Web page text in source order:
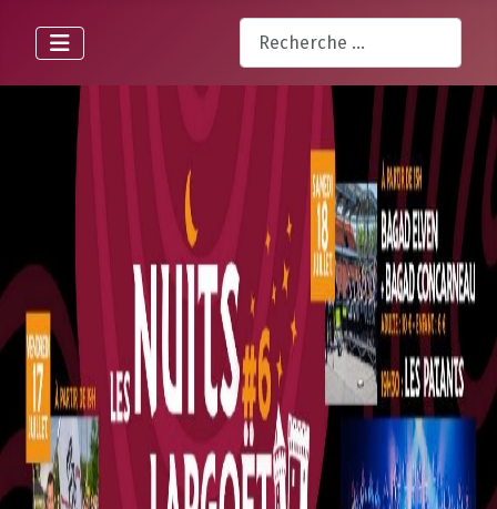
Rechercher